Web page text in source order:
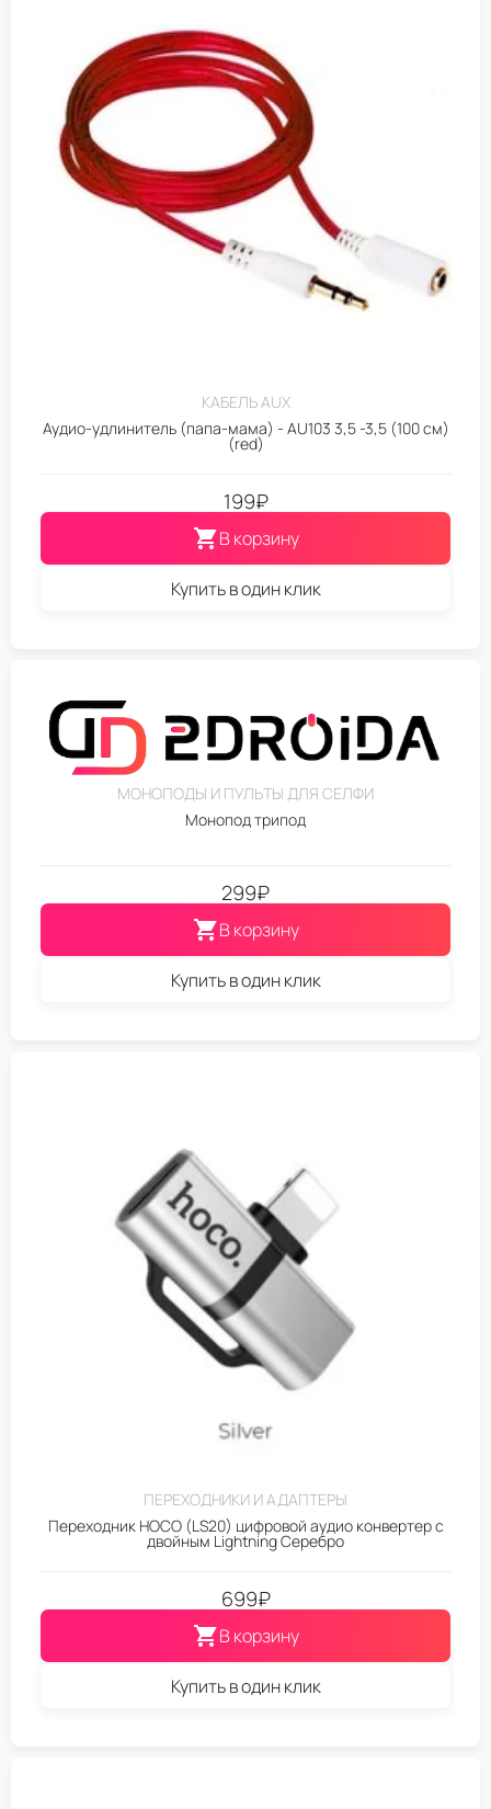
КАБЕЛЬ AUX
Аудио-удлинитель (папа-мама) - AU103 3,5 -3,5 (100 см)
(red)
199₽
В корзину
Купить в один клик
МОНОПОДЫ И ПУЛЬТЫ ДЛЯ СЕЛФИ
Монопод трипод
299₽
В корзину
Купить в один клик
ПЕРЕХОДНИКИ И АДАПТЕРЫ
Переходник HOCO (LS20) цифровой аудио конвертер с
двойным Lightning Серебро
699₽
В корзину
Купить в один клик